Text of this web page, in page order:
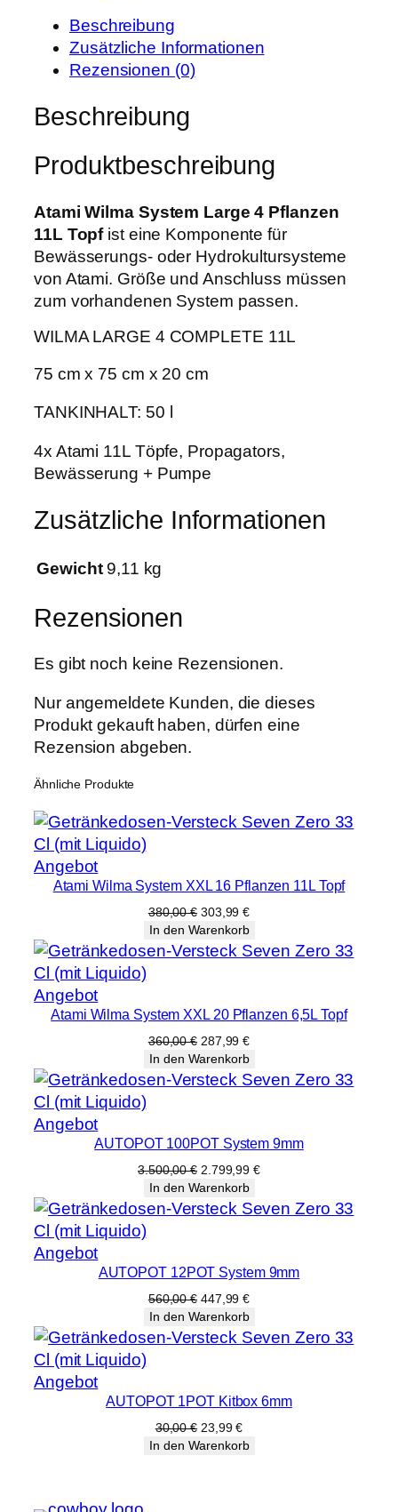
r
e
i
w
r
:
2
0
0
,
0
0
s
t
5
9
,
9
€
.
y
m
L
a
r
g
4
P
l
n
z
n
1
T
p
M
e
n
e
Beschreibung
Zusätzliche Informationen
Rezensionen (0)
Beschreibung
Produktbeschreibung
Atami Wilma System Large 4 Pflanzen
11L Topfist eine Komponente für
Bewässerungs- oder Hydrokultursysteme
von Atami. Größe und Anschluss müssen
zum vorhandenen System passen.
WILMA LARGE 4 COMPLETE 11L
75 cm x 75 cm x 20 cm
TANKINHALT: 50 l
4x Atami 11L Töpfe, Propagators,
Bewässerung + Pumpe
Zusätzliche Informationen
Gewicht 9,11 kg
Rezensionen
Es gibt noch keine Rezensionen.
Nur angemeldete Kunden, die dieses
Produkt gekauft haben, dürfen eine
Rezension abgeben.
Ähnliche Produkte
AngebotProdukt
im
Angebot
Atami Wilma System XXL 16 Pflanzen 11L Topf
380,00€ Ursprünglicher
Preis
war:
380,00 €
303,99€Aktueller
Preis
ist:
303,99 €.
In den Warenkorb
AngebotProdukt
im
Angebot
Atami Wilma System XXL 20 Pflanzen 6,5L Topf
360,00€ Ursprünglicher
Preis
war:
360,00 €
287,99€Aktueller
Preis
ist:
287,99 €.
In den Warenkorb
AngebotProdukt
im
Angebot
AUTOPOT 100POT System 9mm
3.500,00€ Ursprünglicher
Preis
war:
3.500,00 €
2.799,99€Aktueller
ist:
2.799,99 €.
In den Warenkorb
AngebotProdukt
im
Angebot
AUTOPOT 12POT System 9mm
560,00€ Ursprünglicher
Preis
war:
560,00 €
447,99€Aktueller
Preis
ist:
447,99 €.
In den Warenkorb
AngebotProdukt
im
Angebot
AUTOPOT 1POT Kitbox 6mm
30,00€ Ursprünglicher
Preis
23,99€Aktueller
Preis
In den Warenkorb